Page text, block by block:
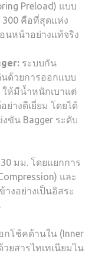
Preload) แบบ
300 คือที่สุดแห่ง
นหน้าอย่างแท้จริง
ระบบกัน
ด้วยการออกแบบ
ให้มีน้ำหนักเบาแต่
ย่างดีเยี่ยม โดยได้
ขัน Bagger ระดับ
มม. โดยแยกการ
และ
งอย่างเป็นอิสระ
กโช้คด้านใน (Inner
ยสารไทเทเนียมไน